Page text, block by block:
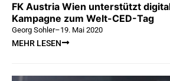
FK Austria Wien unterstützt
Kampagne zum Welt-CED-Tag
Georg Sohler–19. Mai 2020
MEHR LESEN